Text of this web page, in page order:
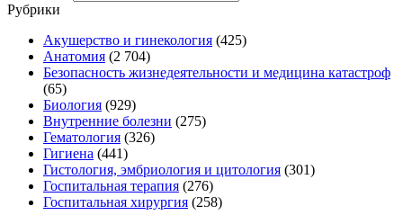
Рубрики
Акушерство и гинекология (425)
Анатомия (2 704)
Безопасность жизнедеятельности и медицина катастроф
(65)
Биология (929)
Внутренние болезни (275)
Гематология (326)
Гигиена (441)
Гистология, эмбриология и цитология (301)
Госпитальная терапия (276)
Госпитальная хирургия (258)